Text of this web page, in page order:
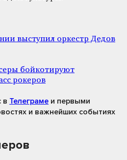
выступил оркестр Дедов
бойкотируют
рокеров
в Телеграме и первыми
и важнейших событиях